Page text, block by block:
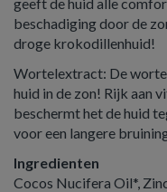
beschadiging door de
droge krokodillenhuid!
Wortelextract: De
huid in de zon! Rijk aan
beschermt het de huid
voor een langere
Ingredienten
Cocos Nucifera Oil*,